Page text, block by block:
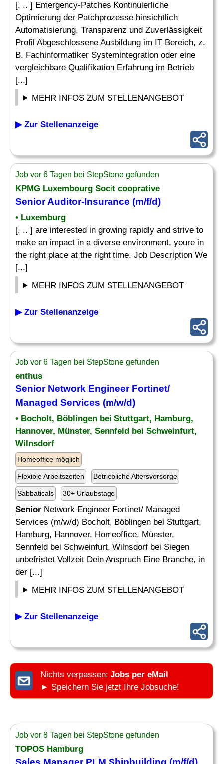
[. .. ] Emergency-Patches Kontinuierliche
Optimierung der Patchprozesse hinsichtlich
Automatisierung, Transparenz und Zuverlässigkeit
Profil Abgeschlossene Ausbildung im IT Bereich, z.
B. Fachinformatiker Systemintegration oder eine
vergleichbare Qualifikation Erfahrung im Betrieb
[...]
MEHR INFOS ZUM STELLENANGEBOT
▶ Zur Stellenanzeige
Job vor 6 Tagen bei StepStone gefunden
KPMG Luxembourg Socit cooprative
SeniorAuditor-Insurance (m/f/d)
• Luxemburg
[. .. ] are interested in growing rapidly and strive to
make an impact in a diverse environment, youre in
the right place at the right time. Job Description We
[...]
MEHR INFOS ZUM STELLENANGEBOT
▶ Zur Stellenanzeige
Job vor 6 Tagen bei StepStone gefunden
enthus
SeniorNetwork Engineer Fortinet/
Managed Services (m/w/d)
• Bocholt, Böblingen bei Stuttgart, Hamburg,
Hannover, Münster, Sennfeld bei Schweinfurt,
Wilnsdorf
Homeoffice möglich
Flexible Arbeitszeiten Betriebliche Altersvorsorge
Sabbaticals 30+ Urlaubstage
Senior Network Engineer Fortinet/ Managed
Services (m/w/d) Bocholt, Böblingen bei Stuttgart,
Hamburg, Hannover, Homeoffice, Münster,
Sennfeld bei Schweinfurt, Wilnsdorf bei Siegen
unbefristet Vollzeit Dein Anspruch Eine Branche, in
der [...]
MEHR INFOS ZUM STELLENANGEBOT
▶ Zur Stellenanzeige
Nichts verpassen: Jobs per eMail
► Speichern Sie jetzt Ihre Jobsuche!
Job vor 8 Tagen bei StepStone gefunden
TOPOS Hamburg
Sales ManagerPLM Shipbuilding (m/f/d)